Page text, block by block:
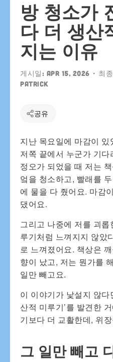
방 청소가
다 더 생산
지는 이유
게시일: Apr 15, 2026 • 최
patrick
공유
지난 목요일에 마감이
저쪽 끝에서 누군가 기
정오가 되었을 때 저는
엌을 청소하고, 빨래를
에 물을 다 줬어요. 마감
댔어요.
그리고 나중에 저를 괴
루기처럼 느껴지지 않았
로 느껴졌어요. 책상은
향이 났고, 저는 뭔가를
일만 빼고요.
이 이야기가 낯설지 않다
산적 미루기’를 발견한
기보다 더 교활한데, 위
그 일만 빼고